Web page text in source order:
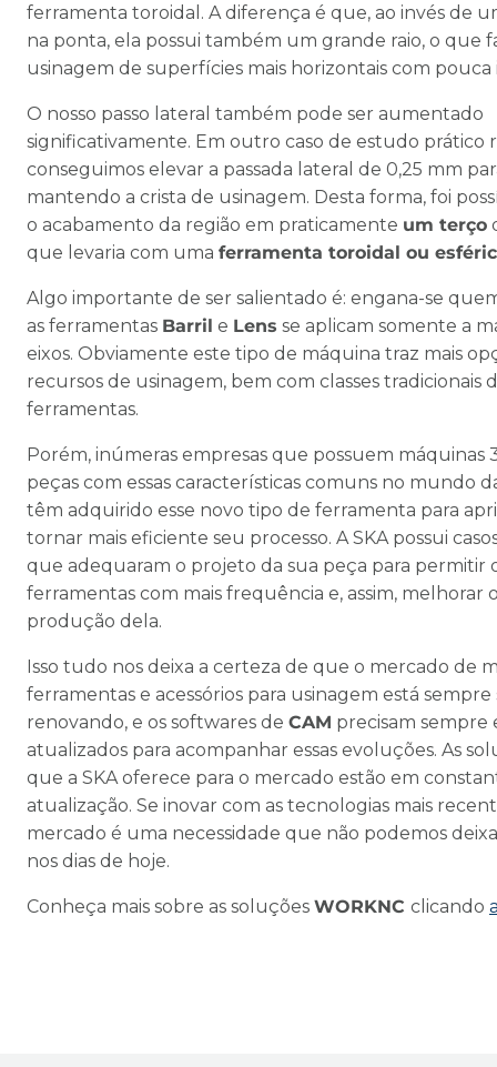
ferramenta toroidal. A diferença é que, ao invés de
na ponta, ela possui também um grande raio, o que
usinagem de superfícies mais horizontais com pouca
O nosso passo lateral também pode ser aumentado
significativamente. Em outro caso de estudo prático
conseguimos elevar a passada lateral de 0,25 mm
mantendo a crista de usinagem. Desta forma, foi
o acabamento da região em praticamente um terço
que levaria com uma ferramenta toroidal ou
Algo importante de ser salientado é: engana-se
as ferramentas Barril e Lens se aplicam somente a
eixos. Obviamente este tipo de máquina traz mais
recursos de usinagem, bem com classes tradicionais
ferramentas.
Porém, inúmeras empresas que possuem máquinas
peças com essas características comuns no mundo
têm adquirido esse novo tipo de ferramenta para
tornar mais eficiente seu processo. A SKA possui
que adequaram o projeto da sua peça para permitir
ferramentas com mais frequência e, assim, melhorar
produção dela.
Isso tudo nos deixa a certeza de que o mercado de
ferramentas e acessórios para usinagem está sempre
renovando, e os softwares de CAM precisam sempre
atualizados para acompanhar essas evoluções. As
que a SKA oferece para o mercado estão em
atualização. Se inovar com as tecnologias mais
mercado é uma necessidade que não podemos
nos dias de hoje.
Conheça mais sobre as soluções WORKNC clicando